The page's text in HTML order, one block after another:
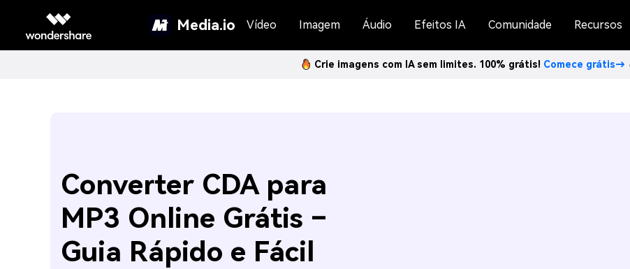
Media.io Vídeo Imagem Áudio Efeitos IA Comunidade Recursos
Crie imagens com IA sem limites. 100% grátis! Comece grátis→
Converter CDA para
MP3 Online Grátis –
Guia Rápido e Fácil